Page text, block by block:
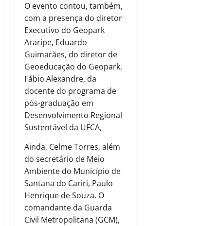
O evento contou, também,
com a presença do diretor
Executivo do Geopark
Araripe, Eduardo
Guimarães, do diretor de
Geoeducação do Geopark,
Fábio Alexandre, da
docente do programa de
pós-graduação em
Desenvolvimento Regional
Sustentável da UFCA,
Ainda, Celme Torres, além
do secretário de Meio
Ambiente do Município de
Santana do Cariri, Paulo
Henrique de Souza. O
comandante da Guarda
Civil Metropolitana (GCM),